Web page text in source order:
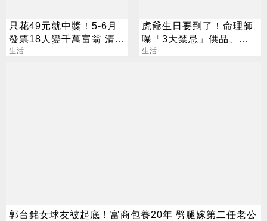
只花49元就中獎！5-6月
發票18人變千萬富翁 清冊
下午公布
生活
虎爺生日要到了！命理師
曝「3大禁忌」供品、拜
法一次看
生活
郭台銘女球友被起底！富商包養20年 劈腿嫁第二任老公